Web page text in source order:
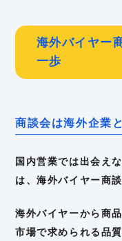
海外バイヤー
一歩
商談会は海外企業
国内営業では出会え
は、海外バイヤー商
海外バイヤーから商
市場で求められる品